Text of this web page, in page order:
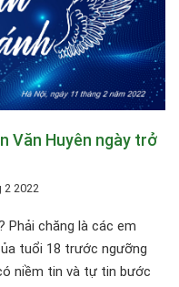
Văn Huyên ngày trở
2 2022
Phải chăng là các em
tuổi 18 trước ngưỡng
niềm tin và tự tin bước